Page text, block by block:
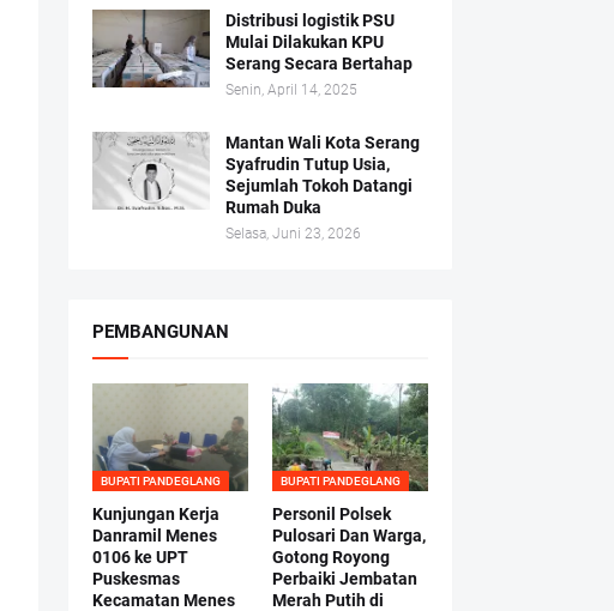
Distribusi logistik PSU
Mulai Dilakukan KPU
Serang Secara Bertahap
Senin, April 14, 2025
Mantan Wali Kota Serang
Syafrudin Tutup Usia,
Sejumlah Tokoh Datangi
Rumah Duka
Selasa, Juni 23, 2026
PEMBANGUNAN
BUPATI PANDEGLANG
Kunjungan Kerja
Danramil Menes
0106 ke UPT
Puskesmas
Kecamatan Menes
BUPATI PANDEGLANG
Personil Polsek
Pulosari Dan Warga,
Gotong Royong
Perbaiki Jembatan
Merah Putih di